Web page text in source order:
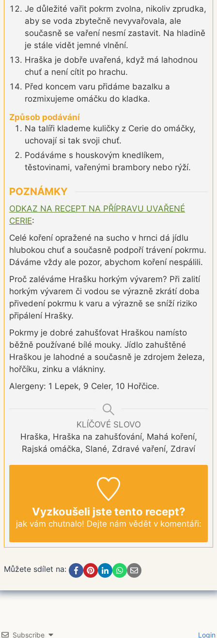
Je důležité vařit pokrm zvolna, nikoliv zprudka,
aby se voda zbytečně nevyvařovala, ale
současně se vaření nesmí zastavit. Na hladině
je stále vidět jemné vlnění.
Hraška je dobře uvařená, když má lahodnou
chuť a není cítit po hrachu.
Před koncem varu přidáme bazalku a
rozmixujeme omáčku do kladka.
Způsob podávání
Na talíři klademe kuličky z Cerie do omáčky,
uchovají si tak svoji chuť.
Podáváme s houskovým knedlíkem,
těstovinami, vařenými brambory nebo rýží.
POZNÁMKY
ODKAZ NA RECEPT NA PŘÍPRAVU UVAŘENÉ
CERIE:
Celé koření opražené na sucho v hrnci dá jídlu
hlubokou chuť a současně podpoří trávení pokrmu.
Dáváme vždy ale pozor, abychom koření nespálili.
Proč zaléváme Hrašku horkým vývarem? Při zalití
horkým vývarem či vodou se výrazně zkrátí doba
přivedení pokrmu k varu a výrazně se sníží riziko
připálení Hrašky.
Pokrmy je dobré zahušťovat Hraškou namísto
běžně používané bílé mouky. Jídlo zahuštěné
Hraškou je lahodné a současně je zdrojem železa,
hořčíku, zinku a vlákniny.
Alergeny: 1 Lepek, 9 Celer, 10 Hořčice.
KLÍČOVÉ SLOVO
Hraška, Hraška na zahušťování, Mahá koření,
Rajská omáčka, Slané, Zdravé vaření, Zdraví
Vyzkoušeli jste tento recept?
jak vám chutnalo! Dejte nám vědět v komentáři:
Můžete sdílet na:
Subscribe Login